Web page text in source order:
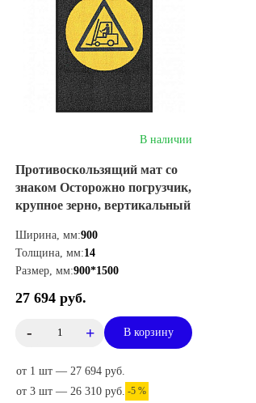
В наличии
Противоскользящий мат со
знаком Осторожно погрузчик,
крупное зерно, вертикальный
Ширина, мм:900
Толщина, мм:14
Размер, мм:900*1500
27 694 руб.
- + В корзину
от 1 шт — 27 694 руб.
от 3 шт — 26 310 руб. -5 %